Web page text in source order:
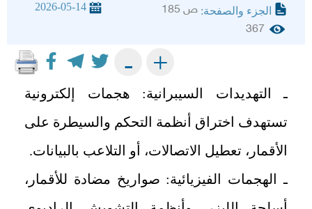
الجزء والصفحة: ص 185 2026-05-14
367
+
-
ـ التهديدات السيبرانية: هجمات إلكترونية
تستهدف اختراق أنظمة التحكم والسيطرة على
الأقمار، تعطيل الاتصالات، أو التلاعب بالبيانات.
ـ الهجمات الفيزيائية: صواريخ مضادة للأقمار،